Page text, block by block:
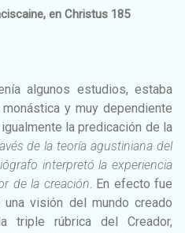
en Christus 185
algunos estudios, estaba
y muy dependiente
la predicación de la
de la teoría agustiniana del
interpretó la experiencia
de la creación . En efecto fue
visión del mundo creado
triple rúbrica del Creador,